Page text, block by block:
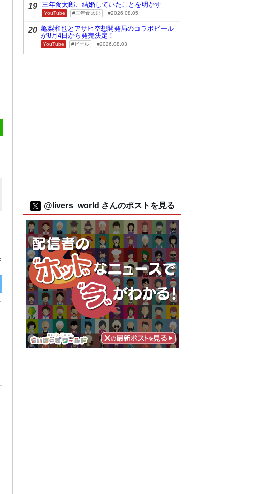
19 三年食太郎、結婚していたことを明かす
YouTube 三年食太郎 2026.08.05
20 亀梨和也とアサヒ空想開発局のコラボビール
が8月4日から発売決定！
YouTube ビール 2026.08.03
@livers_world さんのポストを見る